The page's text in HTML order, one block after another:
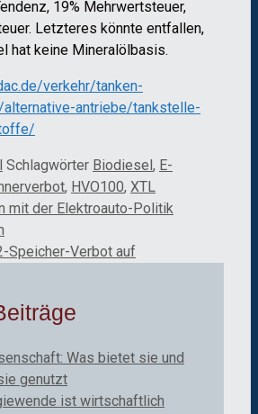
19% Mehrwertsteuer,
Letzteres könnte entfallen,
hat keine Mineralölbasis.
verkehr/tanken-
antriebe/tankstelle-
Schlagwörter Biodiesel, E-
, HVO100, XTL
mit der Elektroauto-Politik
Speicher-Verbot auf
Was bietet sie und
genutzt
ist wirtschaftlich